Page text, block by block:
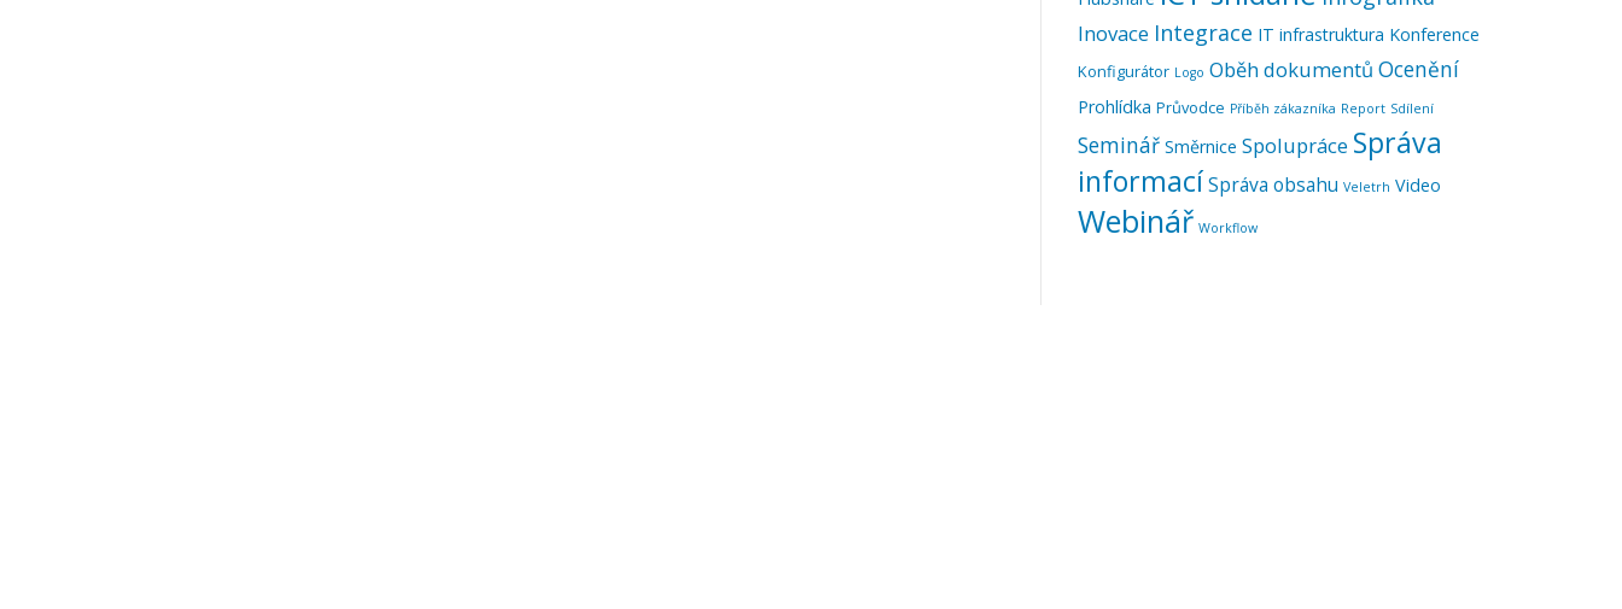
Inovace Integrace IT infrastruktura Konference
Konfigurátor Logo Oběh dokumentů Ocenění
Prohlídka Průvodce Příběh zákazníka Report Sdílení
Seminář Směrnice Spolupráce Správa
informacíSpráva obsahu Veletrh Video
Webinář Workflow